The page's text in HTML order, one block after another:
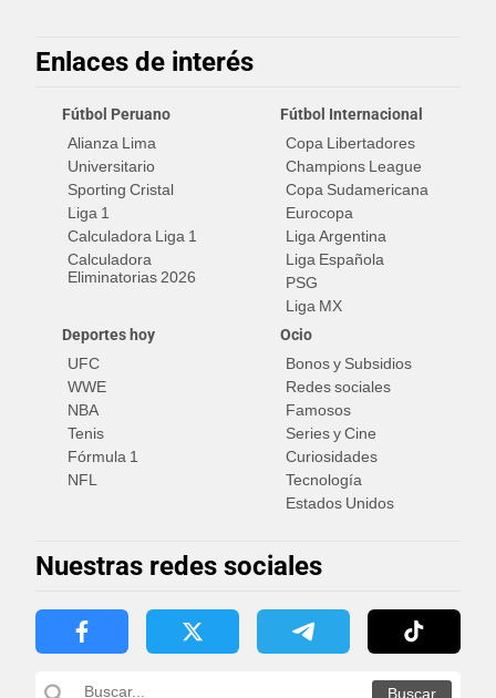
Enlaces de interés
Fútbol Peruano
Alianza Lima
Universitario
Sporting Cristal
Liga 1
Calculadora Liga 1
Calculadora
Eliminatorias 2026
Fútbol Internacional
Copa Libertadores
Champions League
Copa Sudamericana
Eurocopa
Liga Argentina
Liga Española
PSG
Liga MX
Deportes hoy
UFC
WWE
NBA
Tenis
Fórmula 1
NFL
Ocio
Bonos y Subsidios
Redes sociales
Famosos
Series y Cine
Curiosidades
Tecnología
Estados Unidos
Nuestras redes sociales